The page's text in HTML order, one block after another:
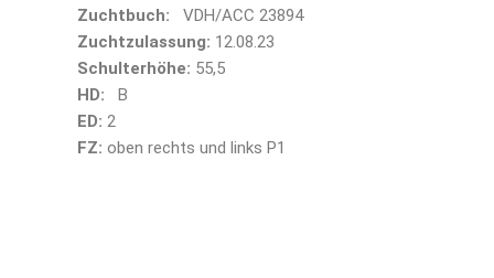
Zuchtbuch: VDH/ACC 23894
Zuchtzulassung: 12.08.23
Schulterhöhe: 55,5
HD: B
ED: 2
FZ: oben rechts und links P1